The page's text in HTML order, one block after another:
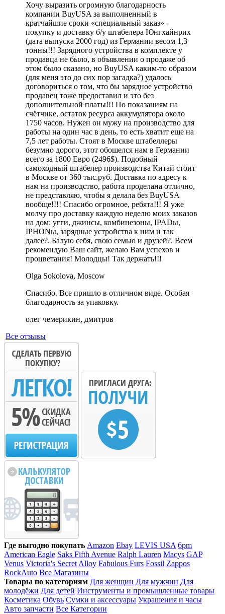
Хочу выразить огромную благодарность
компании BuyUSA за выполненный в
кратчайшие сроки «специальный заказ» -
покупку и доставку б/у штабелера Юнгхайнрих
(дата выпуска 2000 год) из Германии весом 1,3
тонны!!! Зарядного устройства в комплекте у
продавца не было, в объявлении о продаже об
этом было сказано, но BuyUSA каким-то образом
(для меня это до сих пор загадка?) удалось
договориться о том, что бы зарядное устройство
продавец тоже предоставил и это без
дополнительной платы!!! По показаниям на
счётчике, остаток ресурса аккумулятора около
1750 часов. Нужен он мужу на производство для
работы на один час в день, то есть хватит еще на
7,5 лет работы. Стоят в Москве штабеллеры
безумно дорого, этот обошелся нам в Германии
всего за 1800 Евро (2496$). Подобный
самоходный штабелер производства Китай стоит
в Москве от 360 тыс.руб. Доставка по адресу к
нам на производство, работа проделана отлично,
не представляю, чтобы я делала без BuyUSA
вообще!!!! Спасибо огромное, ребята!!! Я уже
молчу про доставку каждую неделю моих заказов
на дом: угги, джинсы, комбинезоны, IPADы,
IPHONы, зарядные устройства к ним и так
далее?. Балую себя, свою семью и друзей?. Всем
рекомендую Ваш сайт, желаю Вам успехов и
процветания! Молодцы! Так держать!!!
Olga Sokolova, Moscow
Спасибо. Все пришло в отличном виде. Особая
благодарность за упаковку.
олег чемерикин, дмитров
Все отзывы
Где выгодно покупать Amazon Ebay LEVIS USA 6pm
American Eagle Saks Fifth Avenue Ralph Lauren Macys GAP
Venus Victoria's Secret Alloy Fabulous Furs Fossil Zappos
RockAuto Все Магазины
Товары по категориям Для женщин Для мужчин Для
молодёжи Для детей Инструменты и промышленные товары
Косметика Обувь Сумки и аксессуары Украшения и часы
Авто запчасти Все Категории